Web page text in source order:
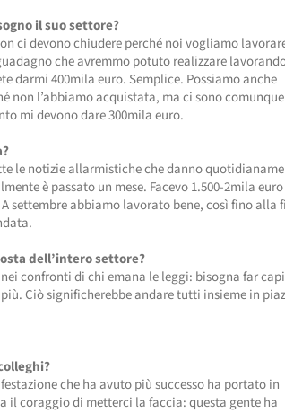
il suo settore?
ci devono chiudere perché noi vogliamo
che avremmo potuto realizzare
darmi 400mila euro. Semplice. Possiamo anche
non l’abbiamo acquistata, ma ci sono
mi devono dare 300mila euro.
le notizie allarmistiche che danno
è passato un mese. Facevo 1.500-2mila
settembre abbiamo lavorato bene, così fino alla
dell’intero settore?
confronti di chi emana le leggi: bisogna far
Ciò significherebbe andare tutti insieme in
che ha avuto più successo ha portato in
il coraggio di metterci la faccia: questa gente ha